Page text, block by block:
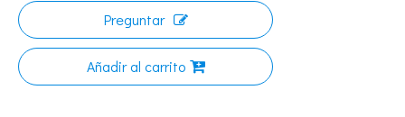
Preguntar
Añadir al carrito